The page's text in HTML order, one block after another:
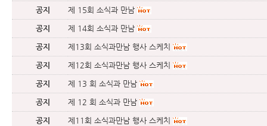
공지 제 15회 소식과 만남
공지 제 14회 소식과 만남
공지 제13회 소식과만남 행사 스케치
공지 제12회 소식과만남 행사 스케치
공지 제 13 회 소식과 만남
공지 제 12 회 소식과 만남
공지 제11회 소식과만남 행사 스케치